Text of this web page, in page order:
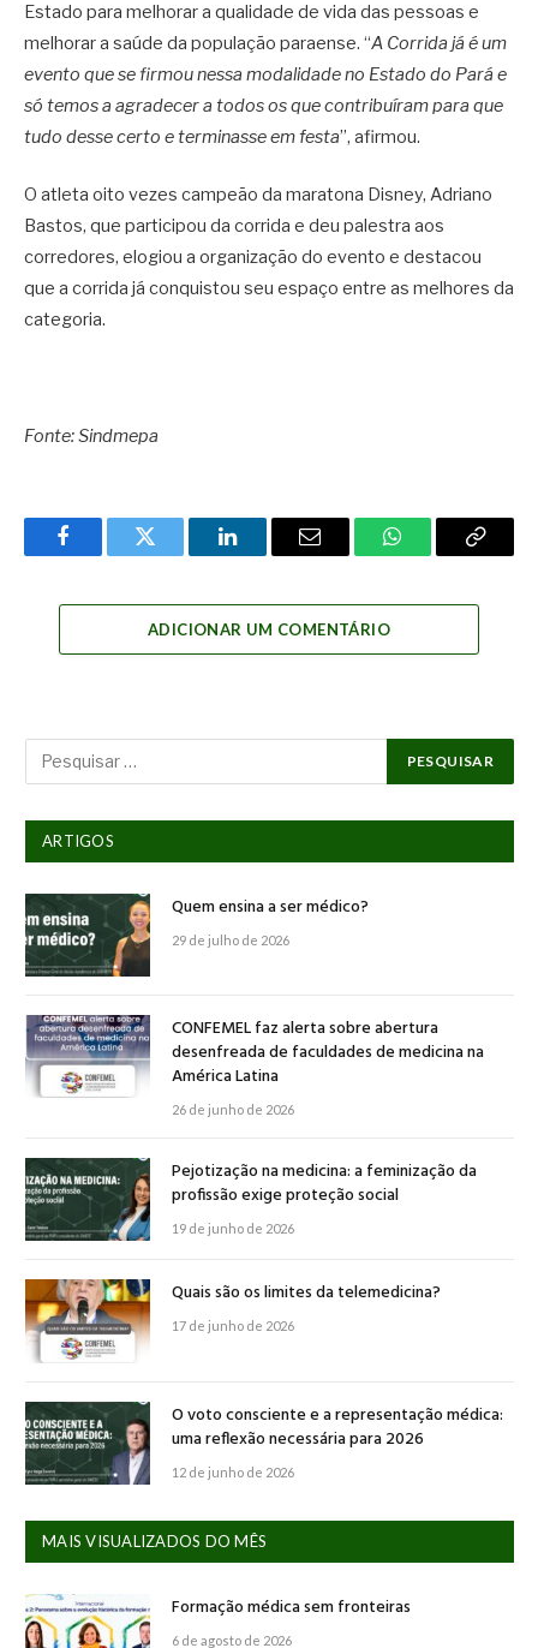
Estado para melhorar a qualidade de vida das pessoas e
melhorar a saúde da população paraense. “A Corrida já é um
evento que se firmou nessa modalidade no Estado do Pará e
só temos a agradecer a todos os que contribuíram para que
tudo desse certo e terminasse em festa”, afirmou.
O atleta oito vezes campeão da maratona Disney, Adriano
Bastos, que participou da corrida e deu palestra aos
corredores, elogiou a organização do evento e destacou
que a corrida já conquistou seu espaço entre as melhores da
categoria.
Fonte: Sindmepa
FacebookTwitter LinkedInEmail WhatsAppCopy
ADICIONAR UM COMENTÁRIO
ARTIGOS
Quem ensina a ser médico?
29 de julho de 2026
CONFEMEL faz alerta sobre abertura
desenfreada de faculdades de medicina na
América Latina
26 de junho de 2026
Pejotização na medicina: a feminização da
profissão exige proteção social
19 de junho de 2026
Quais são os limites da telemedicina?
17 de junho de 2026
O voto consciente e a representação médica:
uma reflexão necessária para 2026
12 de junho de 2026
MAIS VISUALIZADOS DO MÊS
Formação médica sem fronteiras
6 de agosto de 2026